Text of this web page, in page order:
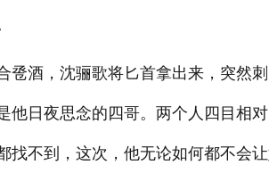
卺酒，沈骊歌将匕首拿出来，突然
他日夜思念的四哥。两个人四目相
找不到，这次，他无论如何都不会